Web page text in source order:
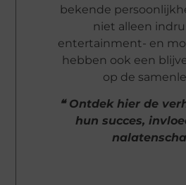
bekende
niet alleen
entertainment- en
hebben ook een
op de
❝ Ontdek hier de
hun succes,